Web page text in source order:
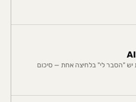
יש "הסבר לי" בלחיצה אחת — סיכום